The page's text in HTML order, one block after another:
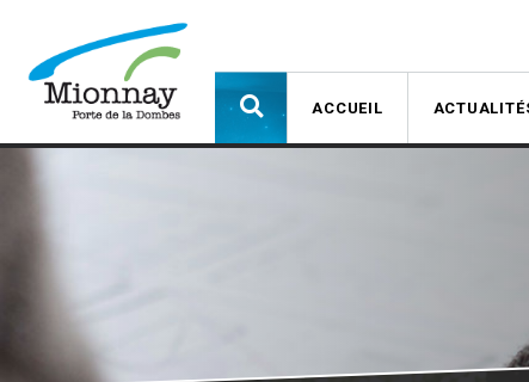
ACCUEIL